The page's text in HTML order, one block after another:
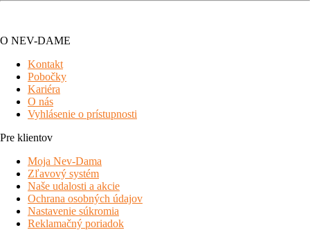
O NEV-DAME
Kontakt
Pobočky
Kariéra
O nás
Vyhlásenie o prístupnosti
Pre klientov
Moja Nev-Dama
Zľavový systém
Naše udalosti a akcie
Ochrana osobných údajov
Nastavenie súkromia
Reklamačný poriadok